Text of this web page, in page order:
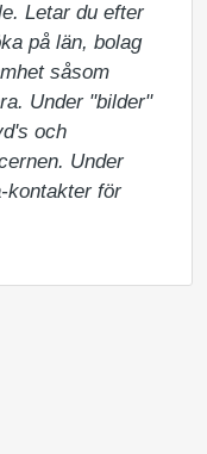
Letar du efter
på län, bolag
såsom
Under "bilder"
och
Under
kontakter för